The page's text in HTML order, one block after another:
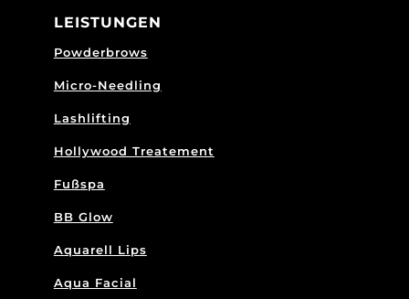
LEISTUNGEN
Powderbrows
Micro-Needling
Lashlifting
Hollywood Treatement
Fußspa
BB Glow
Aquarell Lips
Aqua Facial